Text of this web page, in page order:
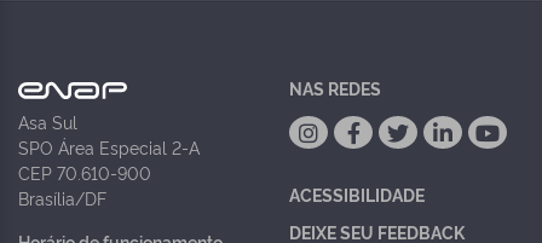
Asa Sul
SPO Área Especial 2-A
CEP 70.610-900
Brasília/DF
NAS REDES
ACESSIBILIDADE
DEIXE SEU FEEDBACK